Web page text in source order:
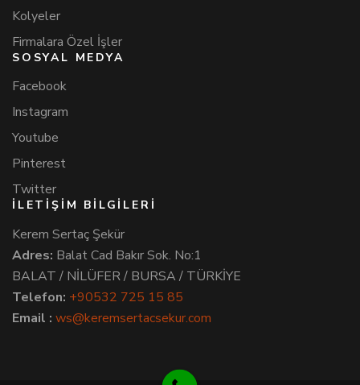
Kolyeler
Firmalara Özel İşler
SOSYAL MEDYA
Facebook
Instagram
Youtube
Pinterest
Twitter
İLETİŞİM BİLGİLERİ
Kerem Sertaç Şekür
Adres: Balat Cad Bakır Sok. No:1
BALAT / NİLÜFER / BURSA / TÜRKİYE
Telefon: +90532 725 15 85
Email : ws@keremsertacsekur.com